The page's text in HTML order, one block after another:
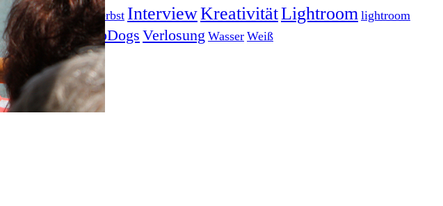
Getestet Gewinner Herbst InterviewKreativitätLightroom lightroom
Streetfotografie TopDogs Verlosung Wasser Weiß